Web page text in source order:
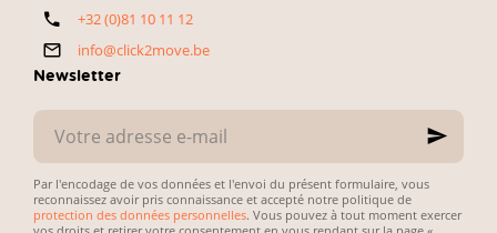
directe et
simplicité des
démarches
administratives.
Newsletter
Votre
adresse
e-
mail
Par l'encodage de vos données et l'envoi du présent formulaire, vous
reconnaissez avoir pris connaissance et accepté notre politique de
protection des données personnelles. Vous pouvez à tout moment exercer
+32 (0)81 10 11 12
info@click2move.be